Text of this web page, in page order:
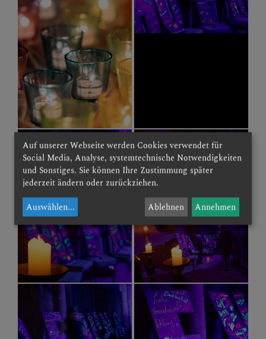
Auf unserer Webseite werden Cookies verwendet für
Social Media, Analyse, systemtechnische Notwendigkeiten
und Sonstiges. Sie können Ihre Zustimmung später
jederzeit ändern oder zurückziehen.
Auswählen... Ablehnen Annehmen